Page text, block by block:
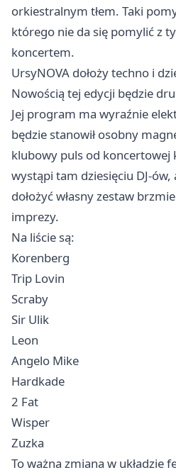
orkiestralnym tłem. Taki
którego nie da się pomylić z
koncertem.
UrsyNOVA dołoży techno i
Nowością tej edycji będzie
Jej program ma wyraźnie
będzie stanowił osobny
klubowy puls od koncertowej
wystąpi tam dziesięciu DJ-ów,
dołożyć własny zestaw
imprezy.
Na liście są:
Korenberg
Trip Lovin
Scraby
Sir Ulik
Leon
Angelo Mike
Hardkade
2 Fat
Wisper
Zuzka
To ważna zmiana w układzie